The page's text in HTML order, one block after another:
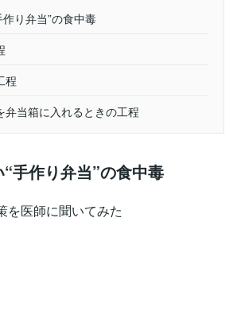
り弁当”の食中毒
程
弁当箱に入れるときの工程
手作り弁当”の食中毒
医師に聞いてみた